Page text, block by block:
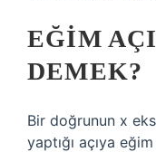
EĞIM
DEMEK?
Bir doğrunun x
yaptığı açıya